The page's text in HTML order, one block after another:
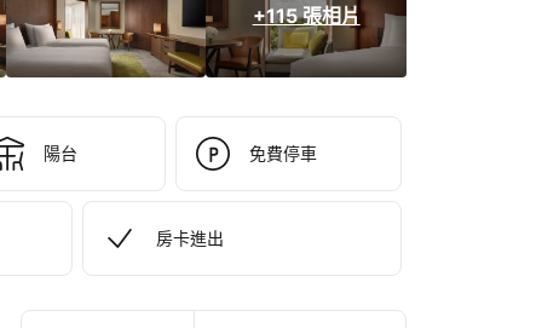
+115 張相片
陽台 免費停車
房卡進出